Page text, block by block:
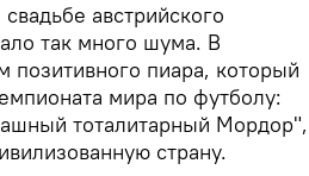
австрийского
так много шума. В
пиара, который
мира по футболу:
тоталитарный Мордор",
страну.